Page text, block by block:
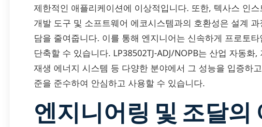
제한적인 애플리케이션에 이상적입니다. 또한, 텍사스 인
개발 도구 및 소프트웨어 에코시스템과의 호환성은 설계
담을 줄여줍니다. 이를 통해 엔지니어는 신속하게 프로토
단축할 수 있습니다. LP38502TJ-ADJ/NOPB는 산업 자동
재생 에너지 시스템 등 다양한 분야에서 그 성능을 입증하
준을 준수하여 안심하고 사용할 수 있습니다.
엔지니어링 및 조달의